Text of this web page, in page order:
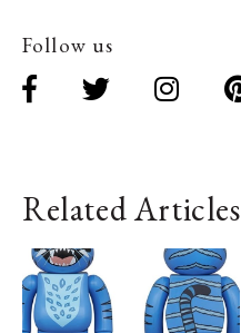
Follow us
Related Articles